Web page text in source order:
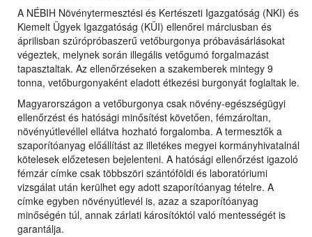
A NÉBIH Növénytermesztési és Kertészeti Igazgatóság (NKI) és
Kiemelt Ügyek Igazgatóság (KÜI) ellenőrei márciusban és
áprilisban szúrópróbaszerű vetőburgonya próbavásárlásokat
végeztek, melynek során illegális vetőgumó forgalmazást
tapasztaltak. Az ellenőrzéseken a szakemberek mintegy 9
tonna, vetőburgonyaként eladott étkezési burgonyát foglaltak le.
Magyarországon a vetőburgonya csak növény-egészségügyi
ellenőrzést és hatósági minősítést követően, fémzároltan,
növényútlevéllel ellátva hozható forgalomba. A termesztők a
szaporítóanyag előállítást az illetékes megyei kormányhivatalnál
kötelesek előzetesen bejelenteni. A hatósági ellenőrzést igazoló
fémzár címke csak többszöri szántóföldi és laboratóriumi
vizsgálat után kerülhet egy adott szaporítóanyag tételre. A
címke egyben növényútlevél is, azaz a szaporítóanyag
minőségén túl, annak zárlati károsítóktól való mentességét is
garantálja.